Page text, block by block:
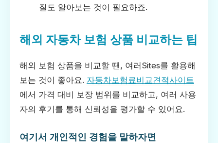
질도 알아보는 것이 필요하죠.
해외 자동차 보험 상품 비교하는 팁
해외 보험 상품을 비교할 땐, 여러Sites를 활용해
보는 것이 좋아요. 자동차보험료비교견적사이트
에서 가격 대비 보장 범위를 비교하고, 여러 사용
자의 후기를 통해 신뢰성을 평가할 수 있어요.
여기서 개인적인 경험을 말하자면